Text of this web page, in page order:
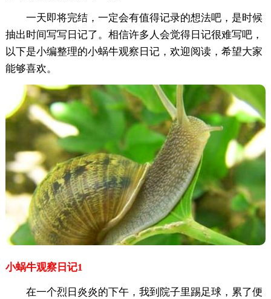
一天即将完结，一定会有值得记录的想法吧，是时候
抽出时间写写日记了。相信许多人会觉得日记很难写吧，
以下是小编整理的小蜗牛观察日记，欢迎阅读，希望大家
能够喜欢。
小蜗牛观察日记1
在一个烈日炎炎的下午，我到院子里踢足球，累了便